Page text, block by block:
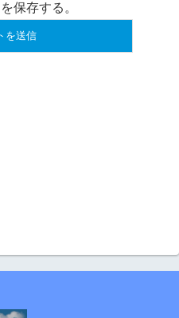
保存する。